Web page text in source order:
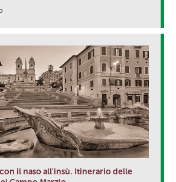
con il naso all'insù. Itinerario delle